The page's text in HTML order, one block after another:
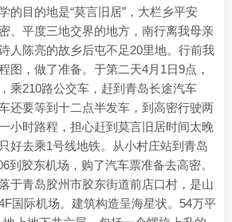
的目的地是“莫言旧居”，大栏乡平安
、平度三地交界的地方，南行离我母亲
人陈亮的故乡后屯不足20里地。行前我
图，做了准备。于第二天4月1日9点，
乘210路公交车，赶到青岛长途汽车
还要等到十二点半发车，到高密行驶两
小时路程，担心赶到莫言旧居时间太晚
好去乘1号线地铁。从小村庄站到青岛
到胶东机场，购了汽车票准备去高密。
于青岛胶州市胶东街道前店口村，是山
国际机场。建筑构造呈海星状。54万平